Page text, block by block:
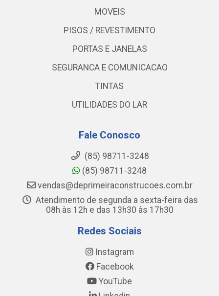
MOVEIS
PISOS / REVESTIMENTO
PORTAS E JANELAS
SEGURANCA E COMUNICACAO
TINTAS
UTILIDADES DO LAR
Fale Conosco
(85) 98711-3248
(85) 98711-3248
vendas@deprimeiraconstrucoes.com.br
Atendimento de segunda a sexta-feira das
08h às 12h e das 13h30 às 17h30
Redes Sociais
Instagram
Facebook
YouTube